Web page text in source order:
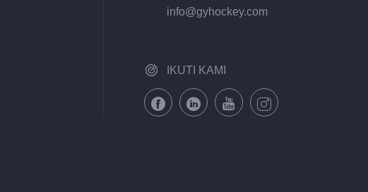
info@gyhockey.com
IKUTI KAMI